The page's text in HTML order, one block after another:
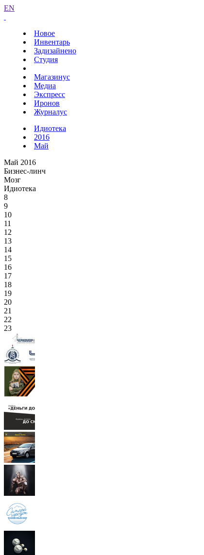
EN
Новое
Инвентарь
Задизайнено
Студия
Магазинус
Медиа
Экспресс
Иронов
Журналус
Идиотека
2016
Май
Май 2016
Бизнес-линч
Мозг
Идиотека
8
9
10
11
12
13
14
15
16
17
18
19
20
21
22
23